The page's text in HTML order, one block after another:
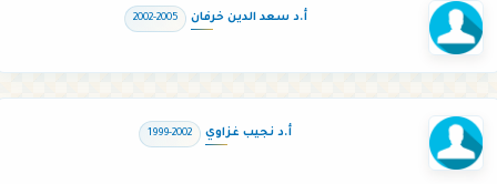
أ.د سعد الدين خرفان 2002-2005
أ.د نجيب غزاوي 1999-2002